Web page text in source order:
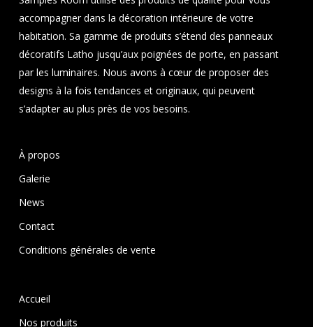
accompagner dans la décoration intérieure de votre
habitation. Sa gamme de produits s’étend des panneaux
décoratifs Latho jusqu’aux poignées de porte, en passant
par les luminaires. Nous avons à cœur de proposer des
designs à la fois tendances et originaux, qui peuvent
s’adapter au plus près de vos besoins.
À propos
Galerie
News
Contact
Conditions générales de vente
Accueil
Nos produits